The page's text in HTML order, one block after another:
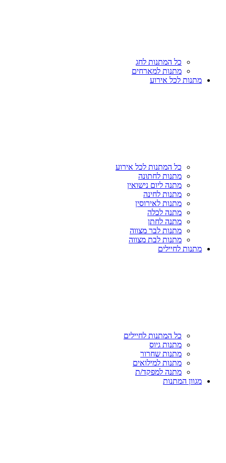
כל המתנות לחג
מתנות למארחים
מתנות לכל אירוע
כל המתנות לכל אירוע
מתנות לחתונה
מתנה ליום נישואין
מתנות לחינה
מתנות לאירוסין
מתנה לכלה
מתנה לחתן
מתנות לבר מצווה
מתנות לבת מצווה
מתנות לחיילים
כל המתנות לחיילים
מתנות גיוס
מתנות שחרור
מתנות למילואים
מתנה למפקד/ת
מגוון המתנות